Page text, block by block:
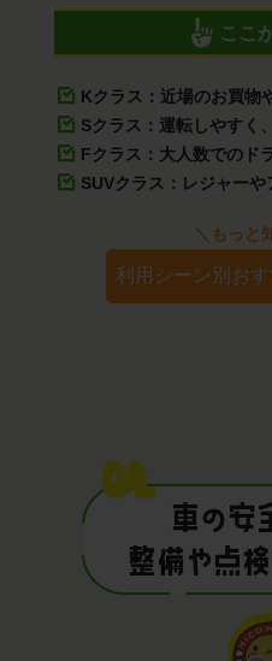
ここ
Kクラス：近場のお買物
Sクラス：運転しやすく
Fクラス：大人数でのド
SUVクラス：レジャーや
＼もっと
利用シーン別お
Q4.
車の安
整備や点